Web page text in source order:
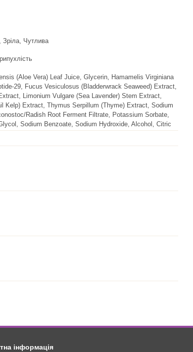
Чутлива
(Aloe Vera) Leaf Juice, Glycerin, Hamamelis Virginiana
29, Fucus Vesiculosus (Bladderwrack Seaweed) Extract,
Limonium Vulgare (Sea Lavender) Stem Extract,
Kelp) Extract, Thymus Serpillum (Thyme) Extract, Sodium
Radish Root Ferment Filtrate, Potassium Sorbate,
Sodium Benzoate, Sodium Hydroxide, Alcohol, Citric
інформація